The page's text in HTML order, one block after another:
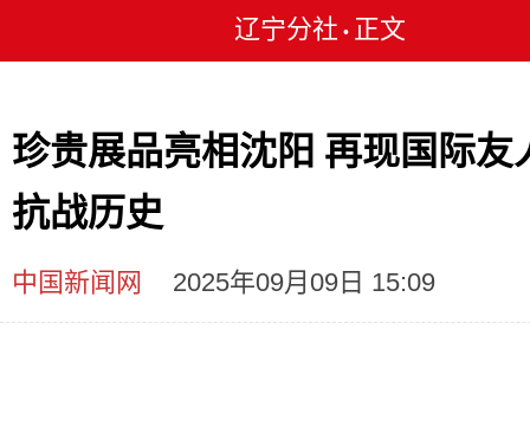
辽宁分社 • 正文
珍贵展品亮相沈阳 再现国际友
抗战历史
中国新闻网 2025年09月09日 15:09